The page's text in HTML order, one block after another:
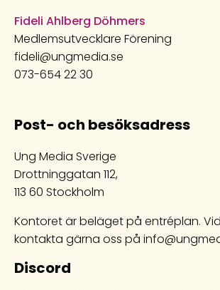
Fideli Ahlberg Döhmers
Medlemsutvecklare Förening
fideli@ungmedia.se
073-654 22 30
Post- och besöksadress
Ung Media Sverige
Drottninggatan 112,
113 60 Stockholm
Kontoret är beläget på entréplan.
kontakta gärna oss på
Discord